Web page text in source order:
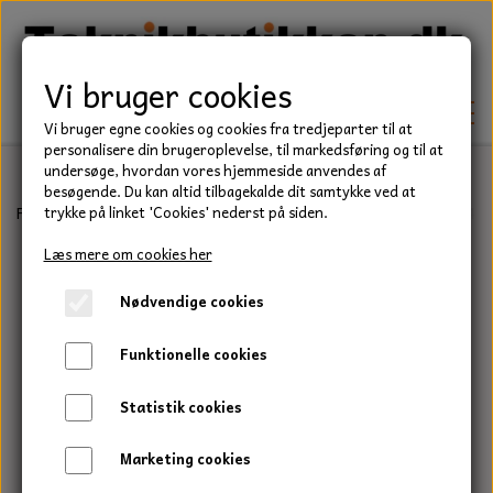
TEKNIK
KILEREMME
LEJER
PAKDÅSER
LÅSERINGE
BEFÆSTELSE
HAVE/PARK
UNIVERSALE REMME TIL PLÆNEKLIPPER OG
HAVETRAKTOR
TRAKTOR/ENTREPRENØR
Forside Befæstelse Bolte Stålsætbolt, Rustfri / Syrefast A4
Vi bruger cookies
Vi bruger egne cookies og cookies fra tredjeparter til at
personalisere din brugeroplevelse, til markedsføring og til at
undersøge, hvordan vores hjemmeside anvendes af
besøgende. Du kan altid tilbagekalde dit samtykke ved at
trykke på linket 'Cookies' nederst på siden.
Læs mere om cookies her
Nødvendige cookies
Funktionelle cookies
Statistik cookies
Marketing cookies